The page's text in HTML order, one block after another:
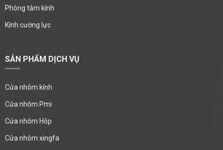
Phòng tắm kính
Kính cường lực
SẢN PHẨM DỊCH VỤ
Cửa nhôm kính
Cửa nhôm Pmi
Cửa nhôm Hôp
Cửa nhôm xingfa